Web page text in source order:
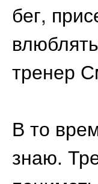
бег,
тренер
В то
знаю.